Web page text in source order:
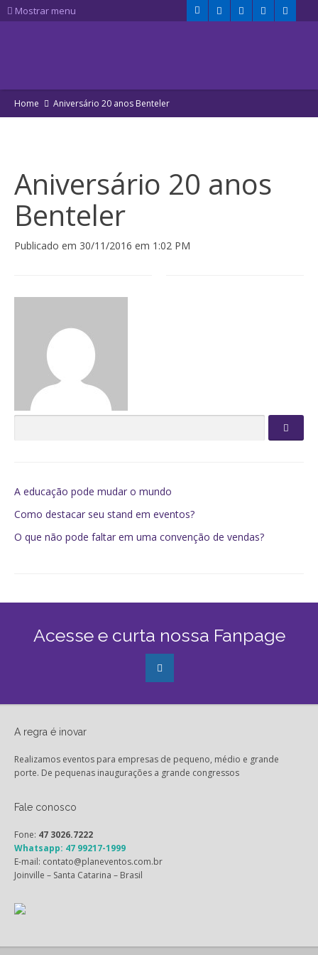
Mostrar menu
Home Aniversário 20 anos Benteler
Aniversário 20 anos
Benteler
Publicado em 30/11/2016 em 1:02 PM
A educação pode mudar o mundo
Como destacar seu stand em eventos?
O que não pode faltar em uma convenção de vendas?
Acesse e curta nossa Fanpage
A regra é inovar
Realizamos eventos para empresas de pequeno, médio e grande
porte. De pequenas inaugurações a grande congressos
Fale conosco
Fone: 47 3026.7222
Whatsapp: 47 99217-1999
E-mail: contato@planeventos.com.br
Joinville – Santa Catarina – Brasil